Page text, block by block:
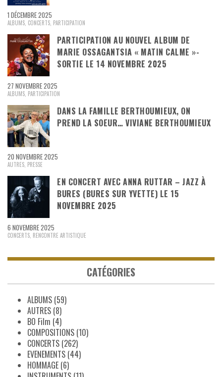
1 DÉCEMBRE 2025
ALBUMS, CONCERTS, PARTICIPATION
PARTICIPATION AU NOUVEL ALBUM DE
MARIE OSSAGANTSIA « MATIN CALME »-
SORTIE LE 14 NOVEMBRE 2025
27 NOVEMBRE 2025
ALBUMS, PARTICIPATION
DANS LA FAMILLE BERTHOUMIEUX, ON
PREND LA SOEUR… VIVIANE BERTHOUMIEUX
20 NOVEMBRE 2025
AUTRES, PRESSE
EN CONCERT AVEC ANNA RUTTAR – JAZZ À
BURES (BURES SUR YVETTE) LE 15
NOVEMBRE 2025
6 NOVEMBRE 2025
CONCERTS, RENCONTRE ARTISTIQUE
CATÉGORIES
ALBUMS (59)
AUTRES (8)
BO Film (4)
COMPOSITIONS (10)
CONCERTS (262)
EVENEMENTS (44)
HOMMAGE (6)